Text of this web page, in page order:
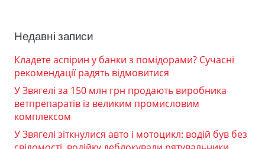
Недавні записи
Кладете аспірин у банки з помідорами? Сучасні
рекомендації радять відмовитися
У Звягелі за 150 млн грн продають виробника
ветпрепаратів із великим промисловим
комплексом
У Звягелі зіткнулися авто і мотоцикл: водій був без